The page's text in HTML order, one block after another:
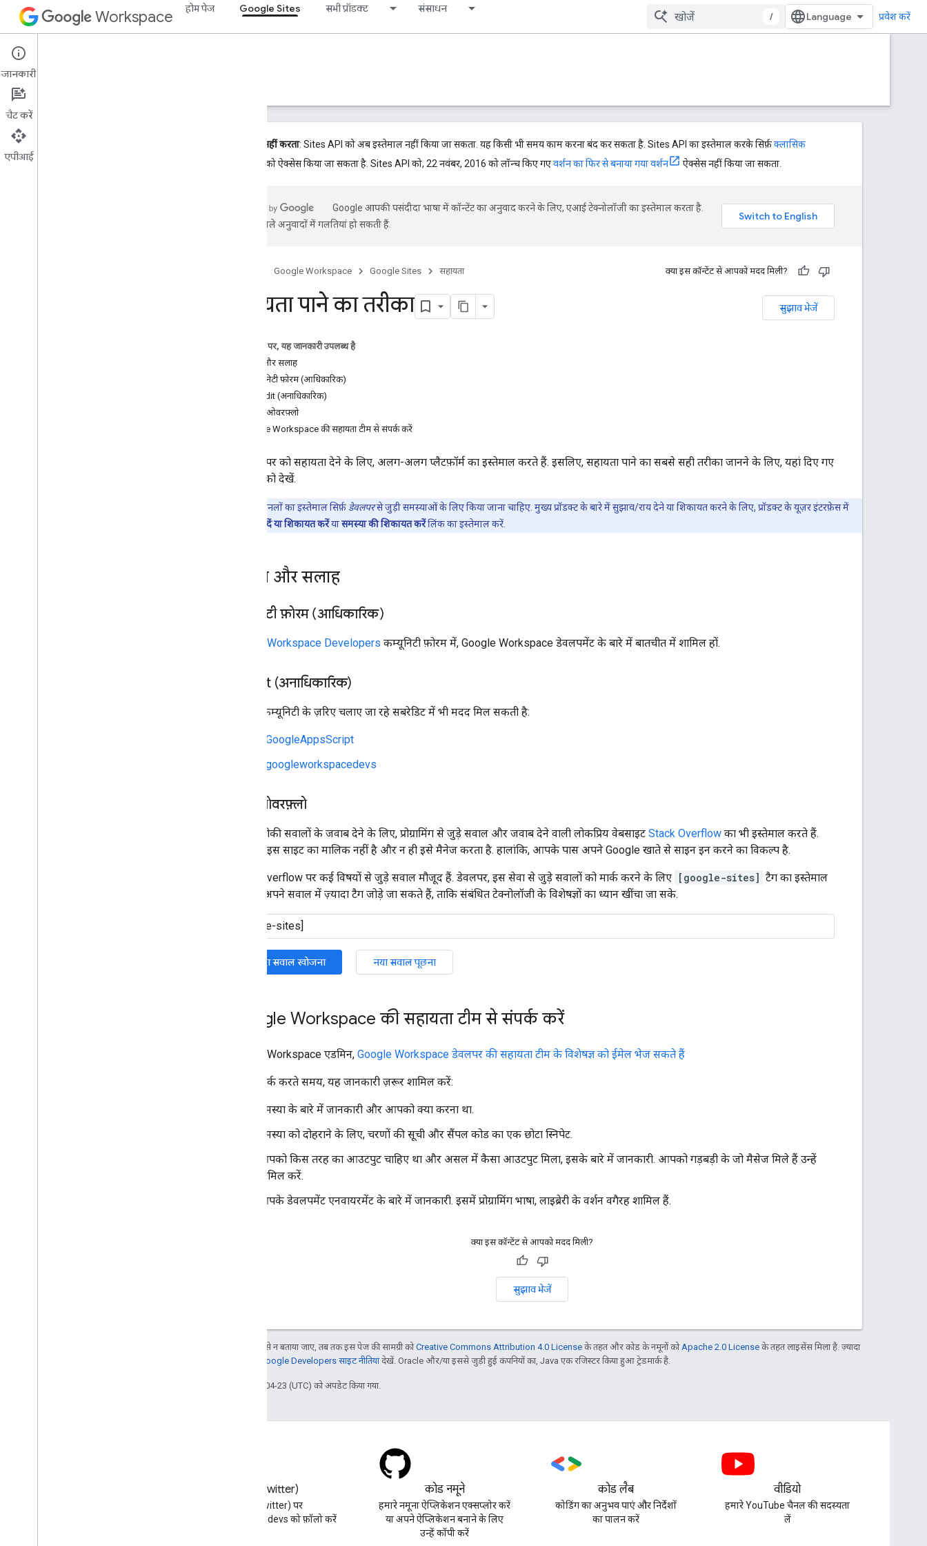
Workspace होम पेज Google Sites सभी प्रॉडक्ट संसाधन
/ प्रवेश करें
Google Sites
खास जानकारी
अब काम नहीं करता: Sites API को अब इस्तेमाल नहीं किया जा सकता. यह किसी भी समय काम करना बंद कर सकता है. Sites API का इस्तेमाल करके सिर्फ़क्लासिक
को ऐक्सेस किया जा सकता है. Sites API को, 22 नवंबर, 2016 को लॉन्च किए गएवर्शन का फिर से बनाया गया वर्शन ऐक्सेस नहीं किया जा सकता.
Google आपकी पसंदीदा भाषा में कॉन्टेंट का अनुवाद करने के लिए, एआई टेक्नोलॉजी का इस्तेमाल करता है.
एआई से मिले अनुवादों में गलतियां हो सकती हैं.
Google Workspace Google Sites सहायता क्या इस कॉन्टेंट से आपको मदद मिली?
सुझाव भेजें
सहायता पाने का तरीका
इस पेज पर, यह जानकारी उपलब्ध है
सवाल और सलाह
कम्यूनिटी फ़ोरम (आधिकारिक)
Reddit (अनाधिकारिक)
स्टैक ओवरफ़्लो
Google Workspace की सहायता टीम से संपर्क करें
हम डेवलपर को सहायता देने के लिए, अलग-अलग प्लैटफ़ॉर्म का इस्तेमाल करते हैं. इसलिए, सहायता पाने का सबसे सही तरीका जानने के लिए, यहां दिए गए
विकल्पों को देखें.
इन चैनलों का इस्तेमाल सिर्फ़ डेवलपरसे जुड़ी समस्याओं के लिए किया जाना चाहिए. मुख्य प्रॉडक्ट के बारे में सुझाव/राय देने या शिकायत करने के लिए, प्रॉडक्ट के यूज़र इंटरफ़ेस में
सुझाव/राय दें या शिकायत करेंयासमस्या की शिकायत करेंलिंक का इस्तेमाल करें.
सवाल और सलाह
कम्यूनिटी फ़ोरम (आधिकारिक)
Google Workspace Developers कम्यूनिटी फ़ोरम में, Google Workspace डेवलपमेंट के बारे में बातचीत में शामिल हों.
Reddit (अनाधिकारिक)
आपको कम्यूनिटी के ज़रिए चलाए जा रहे सबरेडिट में भी मदद मिल सकती है:
r/GoogleAppsScript
r/googleworkspacedevs
स्टैक ओवरफ़्लो
हम तकनीकी सवालों के जवाब देने के लिए, प्रोग्रामिंग से जुड़े सवाल और जवाब देने वाली लोकप्रिय वेबसाइट Stack Overflow का भी इस्तेमाल करते हैं.
Google इस साइट का मालिक नहीं है और न ही इसे मैनेज करता है. हालांकि, आपके पास अपने Google खाते से साइन इन करने का विकल्प है.
Stack Overflow पर कई विषयों से जुड़े सवाल मौजूद हैं. डेवलपर, इस सेवा से जुड़े सवालों को मार्क करने के लिए [google-sites] टैग का इस्तेमाल
करते हैं. अपने सवाल में ज़्यादा टैग जोड़े जा सकते हैं, ताकि संबंधित टेक्नोलॉजी के विशेषज्ञों का ध्यान खींचा जा सके.
मौजूदा सवाल खोजना नया सवाल पूछना
Google Workspace की सहायता टीम से संपर्क करें
Google Workspace एडमिन, Google Workspace डेवलपर की सहायता टीम के विशेषज्ञ को ईमेल भेज सकते हैं
हमसे संपर्क करते समय, यह जानकारी ज़रूर शामिल करें:
समस्या के बारे में जानकारी और आपको क्या करना था.
समस्या को दोहराने के लिए, चरणों की सूची और सैंपल कोड का एक छोटा स्निपेट.
आपको किस तरह का आउटपुट चाहिए था और असल में कैसा आउटपुट मिला, इसके बारे में जानकारी. आपको गड़बड़ी के जो मैसेज मिले हैं उन्हें
शामिल करें.
आपके डेवलपमेंट एनवायरमेंट के बारे में जानकारी. इसमें प्रोग्रामिंग भाषा, लाइब्रेरी के वर्शन वगैरह शामिल हैं.
क्या इस कॉन्टेंट से आपको मदद मिली?
सुझाव भेजें
जब तक कुछ अलग से न बताया जाए, तब तक इस पेज की सामग्री कोCreative Commons Attribution 4.0 License के तहत और कोड के नमूनों को Apache 2.0 License के तहत लाइसेंस मिला है. ज़्यादा
Google Developers साइट नीतियांदेखें. Oracle और/या इससे जुड़ी हुई कंपनियों का, Java एक रजिस्टर किया हुआ ट्रेडमार्क है.
आखिरी बार 2026-04-23 (UTC) को अपडेट किया गया.
X (Twitter)
X (Twitter) पर
@workspacedevs को फ़ॉलो करें
कोड नमूने
हमारे नमूना ऐप्लिकेशन एक्सप्लोर करें
या अपने ऐप्लिकेशन बनाने के लिए
उन्हें कॉपी करें
कोड लैब
कोडिंग का अनुभव पाएं और निर्देशों
का पालन करें
वीडियो
हमारे YouTube चैनल की सदस्यता
लें
जानकारी
चैट करें
एपीआई